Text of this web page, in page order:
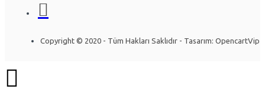
ve Cephe sistemleri üzerine uzman ekip yapısıyla Montaj ve arıza
bakım onarım konusunda uzmandır. Ankara İstanbul Otomatik
Özel olarak tasarlanabilen sistemlerde mevcuttur. Kullanıcının
bir sorun olmadan yıllarca kullanılabilinir. Alüminyum kepenk
Copyright © 2020 - Tüm Hakları Saklıdır - Tasarım: OpencartVip